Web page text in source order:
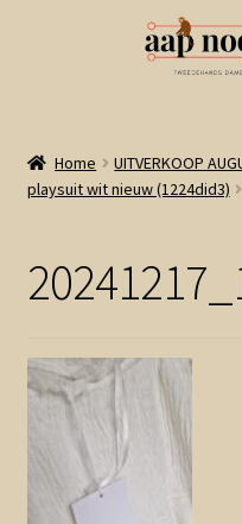
naar
navigatie
de
inhoud
Welkom
Winkel
Winkelmand
Linkjes
Home UITVERKOOP
playsuit wit nieuw (1224did3)